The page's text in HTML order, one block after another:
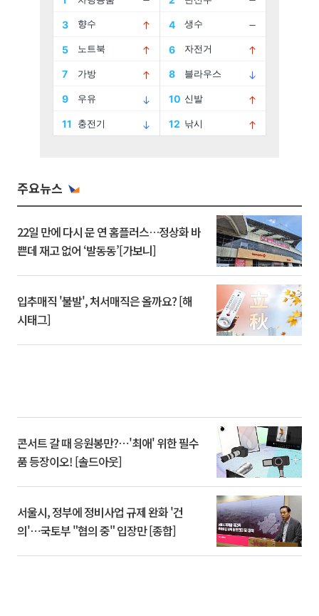
주요뉴스
22일 만에 다시 문 연 홈플러스…정상화 바
쁜데 재고 없어 ‘발동동’[가보니]
입추매직 '불발', 처서매직은 올까요? [해
시태그]
콘서트 갈 때 응원봉만?⋯'최애' 위한 필수
품 등장이오! [솔드아웃]
서울시, 정부에 정비사업 규제 완화 '건
의'⋯국토부 "협의 중" 입장만 [종합]